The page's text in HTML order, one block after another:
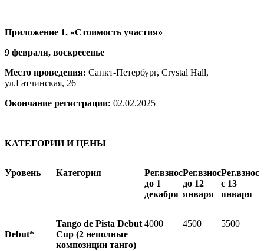
Приложение 1. «Стоимость участия»
9 февраля, воскресенье
Место проведения: Санкт-Петербург, Crystal Hall,
ул.Гатчинская, 26
Окончание регистрации: 02.02.2025
КАТЕГОРИИ И ЦЕНЫ
Уровень Категория
Рег.взнос
до 1
декабря
Рег.взнос
до 12
января
Рег.взнос
с 13
января
Debut*
Tango de Pista Debut
Cup (2 неполные
композиции танго)
4000 4500 5500